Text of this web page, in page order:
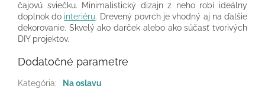
čajovú sviečku. Minimalistický dizajn z neho robí ideálny
doplnok do interiéru. Drevený povrch je vhodný aj na ďalšie
dekorovanie. Skvelý ako darček alebo ako súčasť tvorivých
DIY projektov.
Dodatočné parametre
Kategória:
Na oslavu